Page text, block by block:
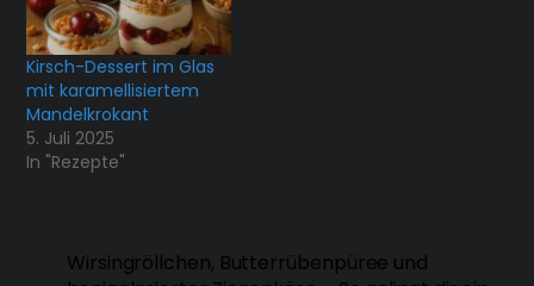
Kirsch-Dessert im Glas
mit karamellisiertem
Mandelkrokant
5. Juli 2025
In "Rezepte"
Wirsingröllchen, Butterrübenpüree und